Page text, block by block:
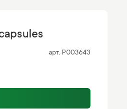
арт. P003643